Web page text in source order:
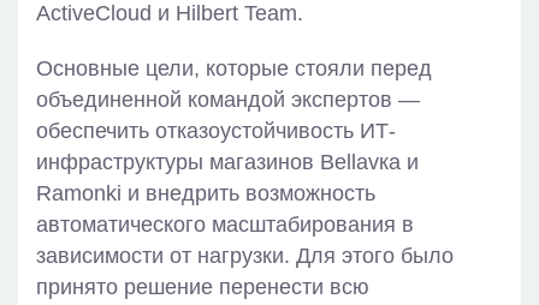
ActiveCloud и Hilbert Team.
Основные цели, которые стояли перед
объединенной командой экспертов —
обеспечить отказоустойчивость ИТ-
инфраструктуры магазинов Bellavка и
Ramonki и внедрить возможность
автоматического масштабирования в
зависимости от нагрузки. Для этого было
принято решение перенести всю